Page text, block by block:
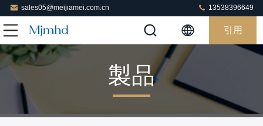
sales05@meijiamei.com.cn 13538396649
引用
製品